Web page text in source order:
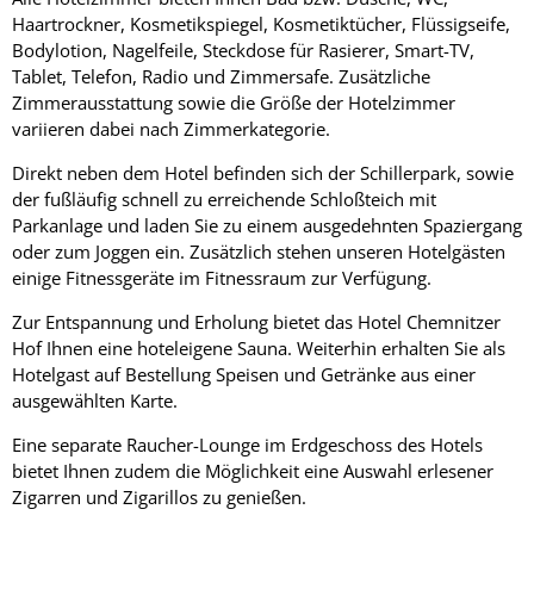
Haartrockner, Kosmetikspiegel, Kosmetiktücher, Flüssigseife,
Bodylotion, Nagelfeile, Steckdose für Rasierer, Smart-TV,
Tablet, Telefon, Radio und Zimmersafe. Zusätzliche
Zimmerausstattung sowie die Größe der Hotelzimmer
variieren dabei nach Zimmerkategorie.
Direkt neben dem Hotel befinden sich der Schillerpark, sowie
der fußläufig schnell zu erreichende Schloßteich mit
Parkanlage und laden Sie zu einem ausgedehnten Spaziergang
oder zum Joggen ein. Zusätzlich stehen unseren Hotelgästen
einige Fitnessgeräte im Fitnessraum zur Verfügung.
Zur Entspannung und Erholung bietet das Hotel Chemnitzer
Hof Ihnen eine hoteleigene Sauna. Weiterhin erhalten Sie als
Hotelgast auf Bestellung Speisen und Getränke aus einer
ausgewählten Karte.
Eine separate Raucher-Lounge im Erdgeschoss des Hotels
bietet Ihnen zudem die Möglichkeit eine Auswahl erlesener
Zigarren und Zigarillos zu genießen.